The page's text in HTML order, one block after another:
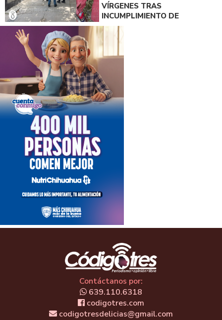
VÍRGENES TRAS
INCUMPLIMIENTO DE
ACUERDO DE PAGO
Contáctanos por:
639.110.6318
codigotres.com
codigotresdelicias@gmail.com